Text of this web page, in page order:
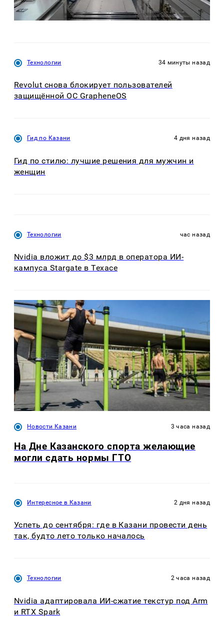
Технологии 34 минуты назад
Revolut снова блокирует пользователей
защищённой ОС GrapheneOS
Гид по Казани 4 дня назад
Гид по стилю: лучшие решения для мужчин и
женщин
Технологии час назад
Nvidia вложит до $3 млрд в оператора ИИ-
кампуса Stargate в Техасе
Новости Казани 3 часа назад
На Дне Казанского спорта желающие
могли сдать нормы ГТО
Интересное в Казани 2 дня назад
Успеть до сентября: где в Казани провести день
так, будто лето только началось
Технологии 2 часа назад
Nvidia адаптировала ИИ-сжатие текстур под Arm
и RTX Spark